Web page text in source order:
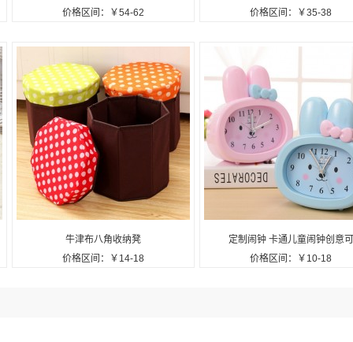
保温饭盒保温桶便当盒
价格区间：￥54-62 缸淘米盆洗菜盆实用年货礼品
价格区间：￥35-38
牛津布八角收纳凳
价格区间：￥14-18
定制闹钟 卡通儿童闹钟创意可
爱
价格区间：￥10-18